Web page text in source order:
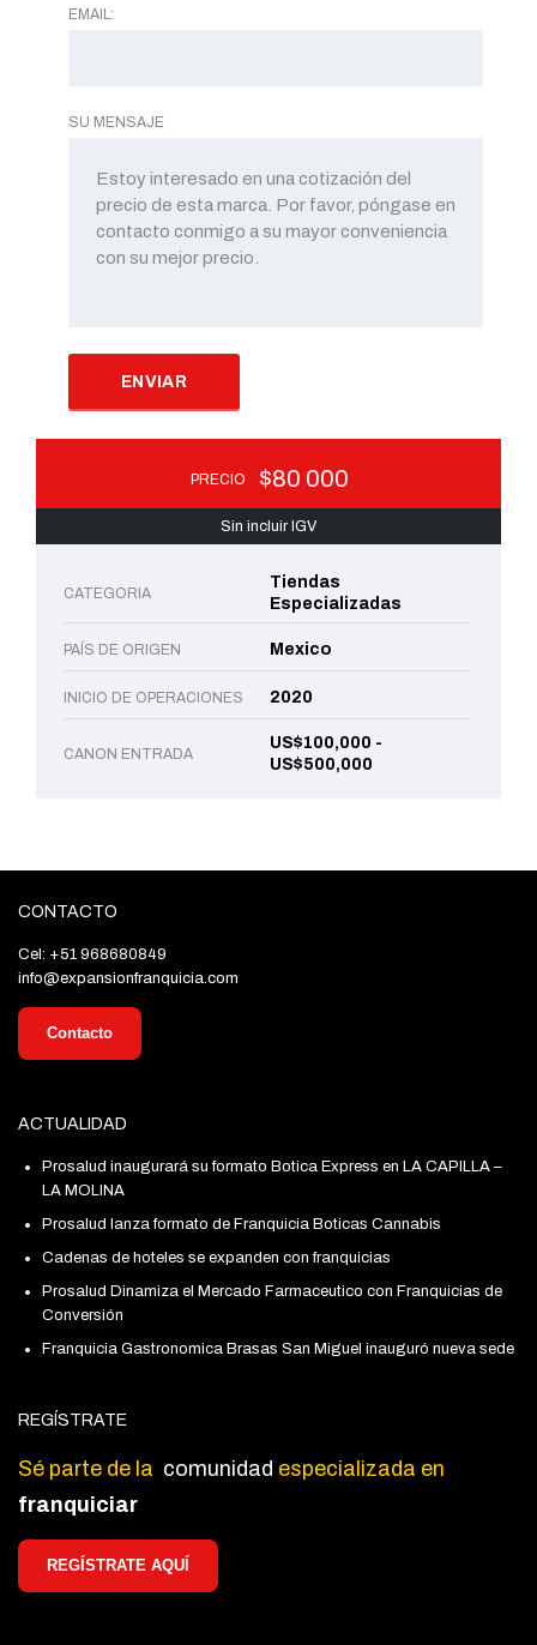
EMAIL:
SU MENSAJE
PRECIO $80 000
Sin incluir IGV
CATEGORIA
Tiendas
Especializadas
PAÍS DE ORIGEN Mexico
INICIO DE OPERACIONES 2020
CANON ENTRADA
US$100,000 -
US$500,000
CONTACTO
Cel: +51 968680849
info@expansionfranquicia.com
Contacto
ACTUALIDAD
Prosalud inaugurará su formato Botica Express en LA CAPILLA –
LA MOLINA
Prosalud lanza formato de Franquicia Boticas Cannabis
Cadenas de hoteles se expanden con franquicias
Prosalud Dinamiza el Mercado Farmaceutico con Franquicias de
Conversión
Franquicia Gastronomica Brasas San Miguel inauguró nueva sede
REGÍSTRATE
Sé parte de la comunidad especializada en
franquiciar
REGÍSTRATE AQUÍ